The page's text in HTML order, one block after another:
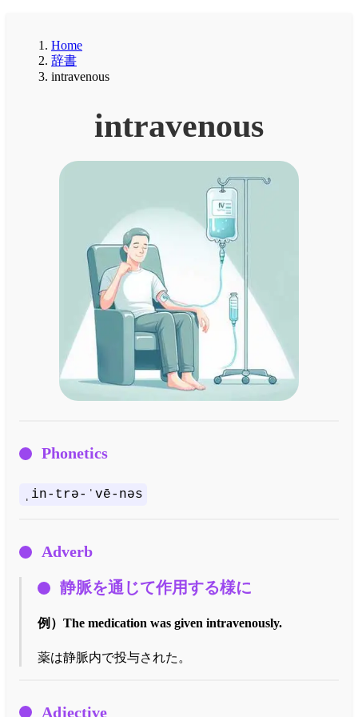
Home
辞書
intravenous
intravenous
Phonetics
ˌin-trə-ˈvē-nəs
Adverb
静脈を通じて作用する様に
例） The medication was given intravenously.
薬は静脈内で投与された。
Adjective